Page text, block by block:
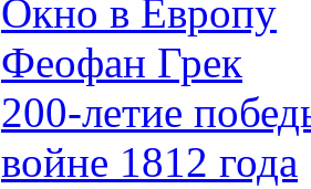
Окно в Европу
Феофан Грек
200-летие
войне 1812 года